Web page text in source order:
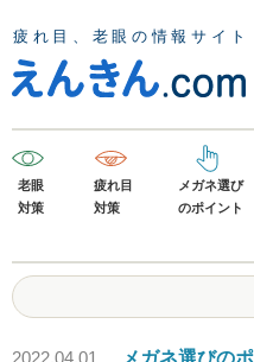
老眼
対策
疲れ目
対策
メガネ選び
のポイント
2022.04.01 メガネ選びの